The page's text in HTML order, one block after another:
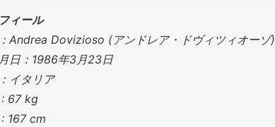
ィール
Andrea Dovizioso ( アンドレア・ドヴィツィオーゾ)
日：1986年3月23日
イタリア
: 67 kg
167 cm